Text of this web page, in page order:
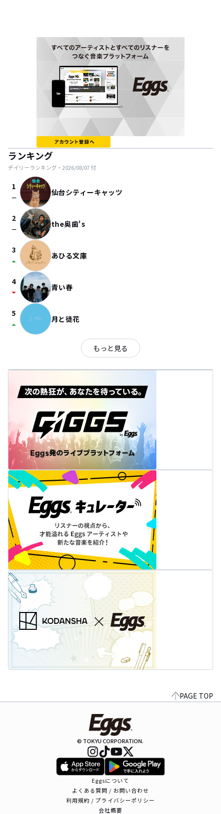
ランキング
デイリーランキング・ 2026/08/07付
1
check_indeterminate_small 仙台シティーキャッツ
2
check_indeterminate_small the奥歯's
3
arrow_drop_up あひる文庫
4
arrow_drop_down 青い春
5
arrow_drop_up 月と徒花
もっと見る
PAGE TOP
© TOKYU CORPORATION.
Eggsについて
よくある質問 / お問い合わせ
利用規約 / プライバシーポリシー
会社概要